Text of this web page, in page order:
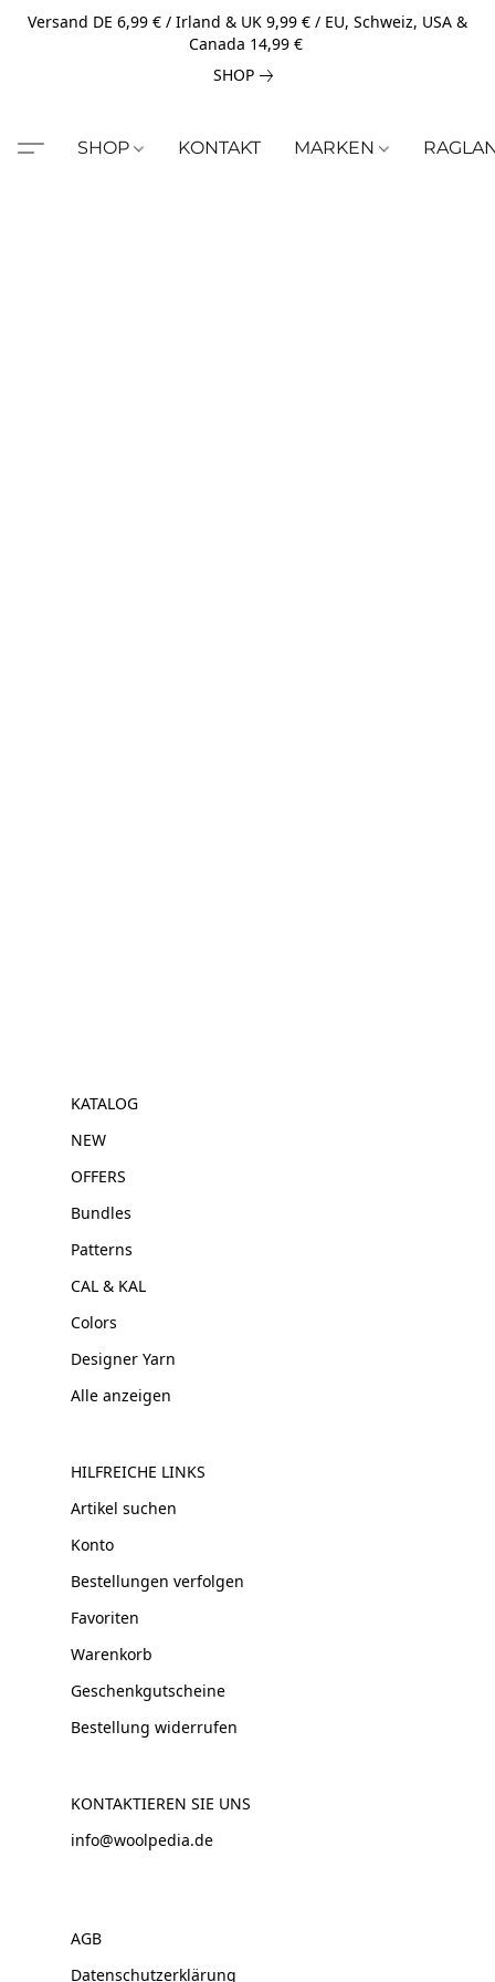
Versand DE 6,99 € / Irland & UK 9,99 € / EU, Schweiz, USA &
Canada 14,99 €
SHOP
SHOP KONTAKT MARKEN
KATALOG
NEW
OFFERS
Bundles
Patterns
CAL & KAL
Colors
Designer Yarn
Alle anzeigen
HILFREICHE LINKS
Artikel suchen
Konto
Bestellungen verfolgen
Favoriten
Warenkorb
Geschenkgutscheine
Bestellung widerrufen
KONTAKTIEREN SIE UNS
info@woolpedia.de
AGB
Datenschutzerklärung